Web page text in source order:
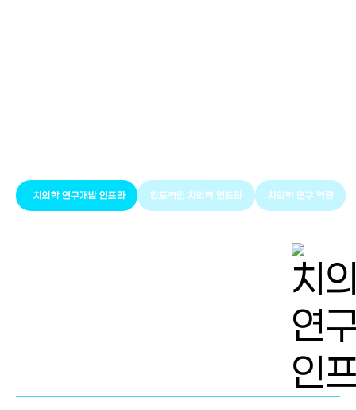
치의학 연구개발 인프라 압도적인 치의학 인프라 치의학 연구 역량